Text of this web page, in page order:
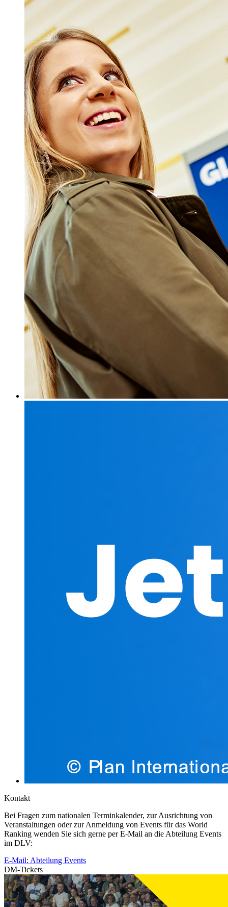
Kontakt
Bei Fragen zum nationalen Terminkalender, zur Ausrichtung von
Veranstaltungen oder zur Anmeldung von Events für das World
Ranking wenden Sie sich gerne per E-Mail an die Abteilung Events
im DLV:
E-Mail: Abteilung Events
DM-Tickets